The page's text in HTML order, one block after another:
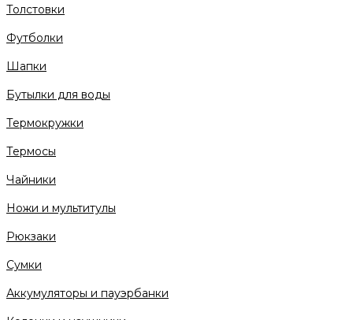
Толстовки
Футболки
Шапки
Бутылки для воды
Термокружки
Термосы
Чайники
Ножи и мультитулы
Рюкзаки
Сумки
Аккумуляторы и пауэрбанки